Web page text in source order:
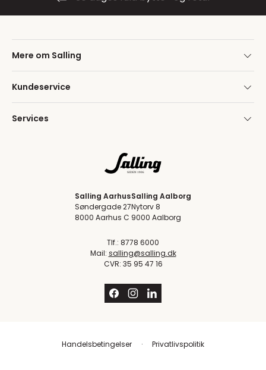
Mere om Salling
Kundeservice
Services
Salling Aarhus
Søndergade 27
8000 Aarhus C
Salling Aalborg
Nytorv 8
9000 Aalborg
Tlf.: 8778 6000
Mail: salling@salling.dk
CVR: 35 95 47 16
Handelsbetingelser Privatlivspolitik